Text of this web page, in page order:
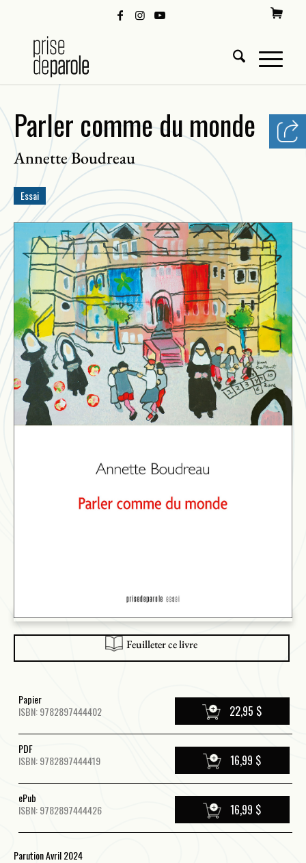
Parler comme du monde
Annette Boudreau
Essai
Feuilleter ce livre
Papier
ISBN: 9782897444402
22,95 $
PDF
ISBN: 9782897444419
16,99 $
ePub
ISBN: 9782897444426
16,99 $
Parution Avril 2024